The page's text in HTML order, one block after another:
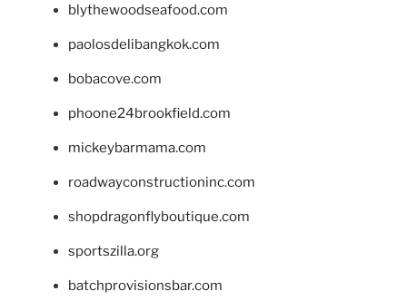
blythewoodseafood.com
paolosdelibangkok.com
bobacove.com
phoone24brookfield.com
mickeybarmama.com
roadwayconstructioninc.com
shopdragonflyboutique.com
sportszilla.org
batchprovisionsbar.com